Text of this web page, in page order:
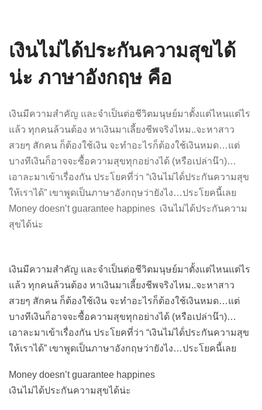
เงินไม่ได้ประกันความสุขได้
น่ะ ภาษาอังกฤษ คือ
เงินมีความสำคัญ และจำเป็นต่อชีวิตมนุษย์มาตั้งแต่ไหนแต่ไร
แล้ว ทุกคนล้วนต้อง หาเงินมาเลี้ยงชีพจริงไหม..จะหาสาว
สวยๆ สักคน ก็ต้องใช้เงิน จะทำอะไรก็ต้องใช้เงินหมด…แต่
บางทีเงินก็อาจจะซื้อความสุขทุกอย่างได้ (หรือเปล่าน๊า)…
เอาละมาเข้าเรื่องกัน ประโยคที่ว่า “เงินไม่ได้่ประกันความสุข
ให้เราได้” เขาพูดเป็นภาษาอังกฤษว่ายังไง…ประโยคนี้เลย
Money doesn’t guarantee happines เงินไม่ได้ประกันความ
สุขได้น่ะ
เงินมีความสำคัญ และจำเป็นต่อชีวิตมนุษย์มาตั้งแต่ไหนแต่ไร
แล้ว ทุกคนล้วนต้อง หาเงินมาเลี้ยงชีพจริงไหม..จะหาสาว
สวยๆ สักคน ก็ต้องใช้เงิน จะทำอะไรก็ต้องใช้เงินหมด…แต่
บางทีเงินก็อาจจะซื้อความสุขทุกอย่างได้ (หรือเปล่าน๊า)…
เอาละมาเข้าเรื่องกัน ประโยคที่ว่า “เงินไม่ได้่ประกันความสุข
ให้เราได้” เขาพูดเป็นภาษาอังกฤษว่ายังไง…ประโยคนี้เลย
Money doesn’t guarantee happines
เงินไม่ได้ประกันความสุขได้น่ะ